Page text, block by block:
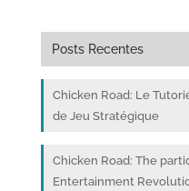
Posts Recentes
Chicken Road: Le
de Jeu Stratégique
Chicken Road: The
Entertainment